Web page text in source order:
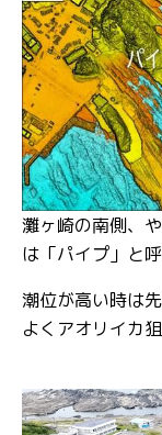
灘ヶ崎の南側、
は「パイプ」と
潮位が高い時は
よくアオリイカ